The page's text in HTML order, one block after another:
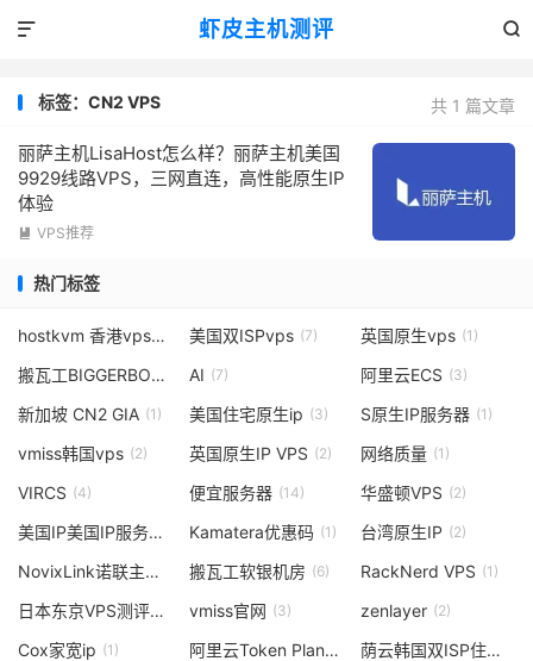
虾皮主机测评 

共 1 篇文章
标签：CN2 VPS
丽萨主机LisaHost怎么样？丽萨主机美国
9929线路VPS，三网直连，高性能原生IP
体验
 VPS推荐
热门标签
hostkvm 香港vps
(1) 美国双ISPvps (7) 英国原生vps (1)
搬瓦工BIGGERBOX AI (7) 阿里云ECS (3)
新加坡 CN2 GIA (1) 美国住宅原生ip (3) S原生IP服务器 (1)
vmiss韩国vps (2) 英国原生IP VPS (2) 网络质量 (1)
VIRCS (4) 便宜服务器 (14) 华盛顿VPS (2)
美国IP美国IP服务器 Kamatera优惠码 (1) 台湾原生IP (2)
NovixLink诺联主机使用测评 (1)
搬瓦工软银机房 (6) RackNerd VPS (1)
日本东京VPS测评
(2) vmiss官网 (3) zenlayer (2)
Cox家宽ip (1) 阿里云Token Plan
(2)
荫云韩国双ISP住宅VPS